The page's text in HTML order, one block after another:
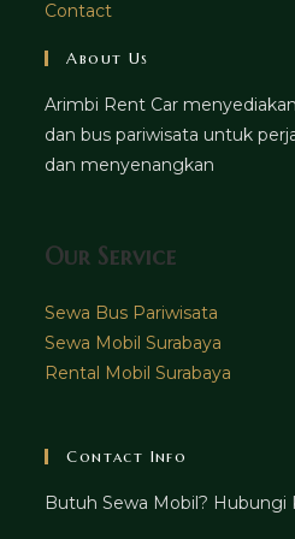
Contact
About Us
Arimbi Rent Car
dan bus pariwisata untuk
dan menyenangkan
Our Service
Sewa Bus Pariwisata
Sewa Mobil Surabaya
Rental Mobil Surabaya
Contact Info
Butuh Sewa Mobil? Hubungi